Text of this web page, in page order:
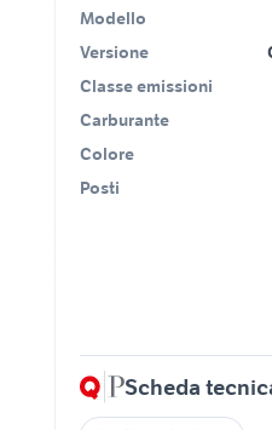
Modello
Versione
Classe emissioni
Carburante
Colore
Posti
Scheda